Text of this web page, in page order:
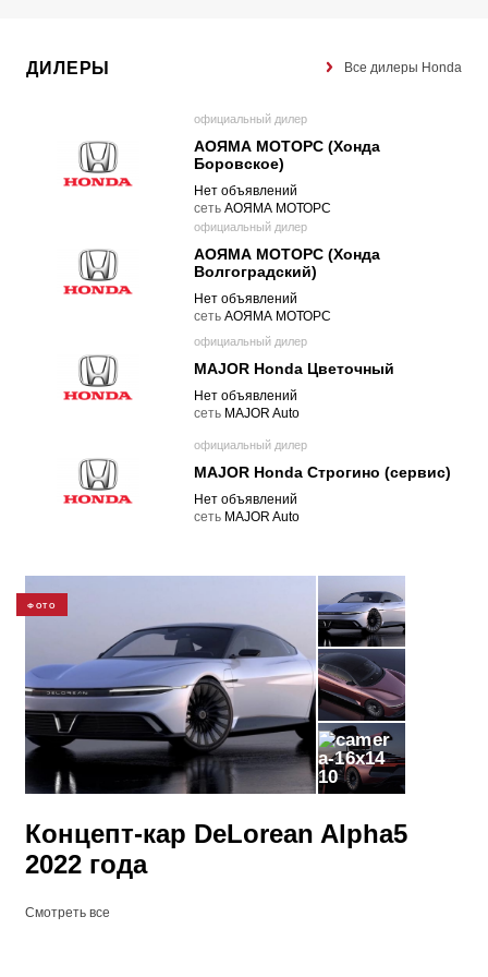
ДИЛЕРЫ Все дилеры Honda
официальный дилер
АОЯМА МОТОРС (Хонда
Боровское)
Нет объявлений
cеть АОЯМА МОТОРС
официальный дилер
АОЯМА МОТОРС (Хонда
Волгоградский)
Нет объявлений
cеть АОЯМА МОТОРС
официальный дилер
MAJOR Honda Цветочный
Нет объявлений
cеть MAJOR Auto
официальный дилер
MAJOR Honda Строгино (сервис)
Нет объявлений
cеть MAJOR Auto
ФОТО
10
Концепт-кар DeLorean Alpha5
2022 года
Смотреть все